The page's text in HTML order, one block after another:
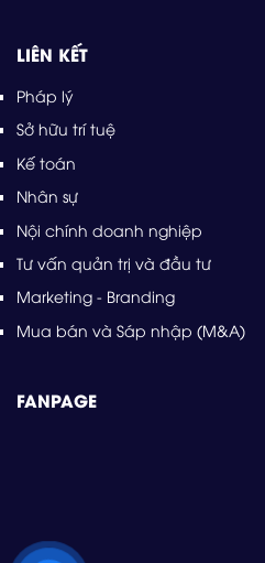
LIÊN KẾT
Pháp lý
Sở hữu trí tuệ
Kế toán
Nhân sự
Nội chính doanh nghiệp
Tư vấn quản trị và đầu tư
Marketing - Branding
Mua bán và Sáp nhập (M&A)
FANPAGE